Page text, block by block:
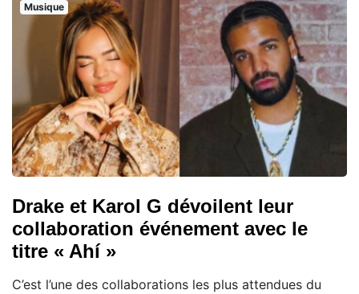
Musique
Drake et Karol G dévoilent leur
collaboration événement avec le
titre « Ahí »
C’est l’une des collaborations les plus attendues du